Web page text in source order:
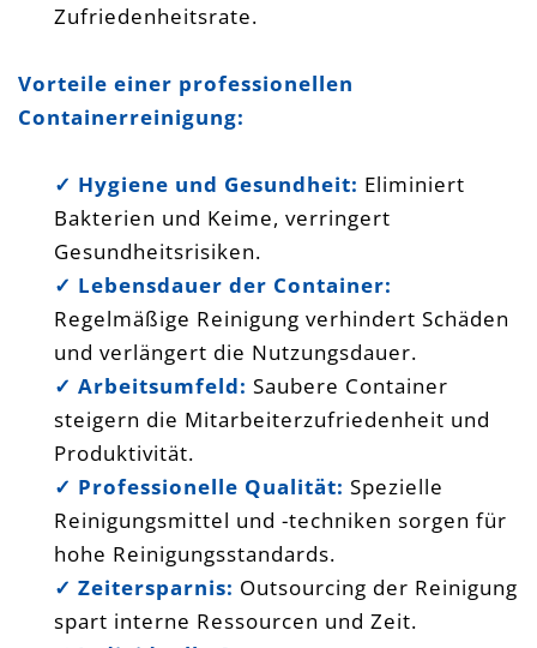
Zufriedenheitsrate.
Vorteile einer professionellen
Containerreinigung:
✓ Hygiene und Gesundheit: Eliminiert
Bakterien und Keime, verringert
Gesundheitsrisiken.
✓ Lebensdauer der Container:
Regelmäßige Reinigung verhindert Schäden
und verlängert die Nutzungsdauer.
✓ Arbeitsumfeld: Saubere Container
steigern die Mitarbeiterzufriedenheit und
Produktivität.
✓ Professionelle Qualität: Spezielle
Reinigungsmittel und -techniken sorgen für
hohe Reinigungsstandards.
✓ Zeitersparnis: Outsourcing der Reinigung
spart interne Ressourcen und Zeit.